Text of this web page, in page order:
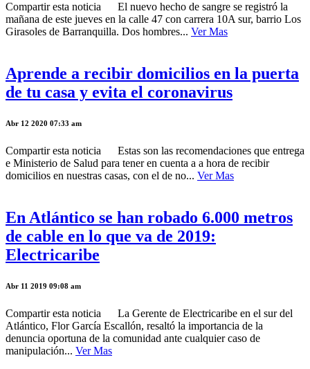
Compartir esta noticia El nuevo hecho de sangre se registró la
mañana de este jueves en la calle 47 con carrera 10A sur, barrio Los
Girasoles de Barranquilla. Dos hombres... Ver Mas
Aprende a recibir domicilios en la puerta
de tu casa y evita el coronavirus
Abr 12 2020 07:33 am
Compartir esta noticia Estas son las recomendaciones que entrega
e Ministerio de Salud para tener en cuenta a a hora de recibir
domicilios en nuestras casas, con el de no... Ver Mas
En Atlántico se han robado 6.000 metros
de cable en lo que va de 2019:
Electricaribe
Abr 11 2019 09:08 am
Compartir esta noticia La Gerente de Electricaribe en el sur del
Atlántico, Flor García Escallón, resaltó la importancia de la
denuncia oportuna de la comunidad ante cualquier caso de
manipulación... Ver Mas